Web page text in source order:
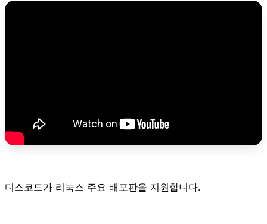
디스코드가 리눅스 주요 배포판을 지원합니다.